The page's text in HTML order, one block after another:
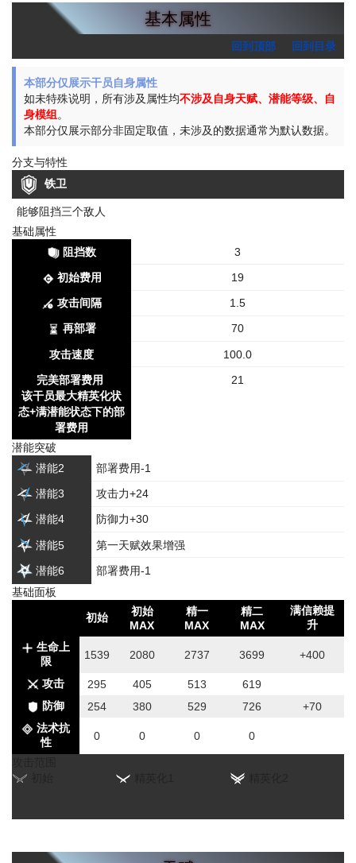
基本属性
回到顶部 回到目录
本部分仅展示干员自身属性
如未特殊说明，所有涉及属性均不涉及自身天赋、潜能等级、自
身模组 。
本部分仅展示部分非固定取值，未涉及的数据通常为默认数据。
分支与特性
铁卫
能够阻挡三个敌人
基础属性
阻挡数
3
初始费用 19
攻击间隔 1.5
再部署 70
攻击速度 100.0
完美部署费用
该干员最大精英化状
态+满潜能状态下的部
署费用
21
潜能突破
潜能2
部署费用-1
潜能3 攻击力+24
潜能4 防御力+30
潜能5 第一天赋效果增强
潜能6
部署费用-1
基础面板
初始
初始
MAX
精一
MAX
精二
MAX
满信赖提
升
生命上
限
1539 2080 2737 3699 +400
攻击 295 405 513
619
防御
254 380 529 726
+70
法术抗
性
0 0 0 0